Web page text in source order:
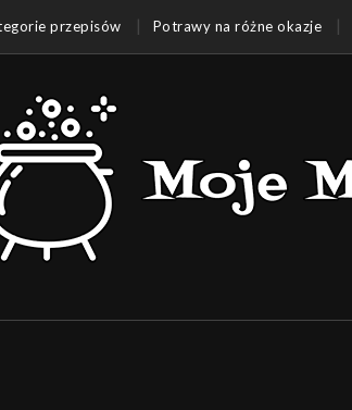
przepisów Potrawy na różne okazje